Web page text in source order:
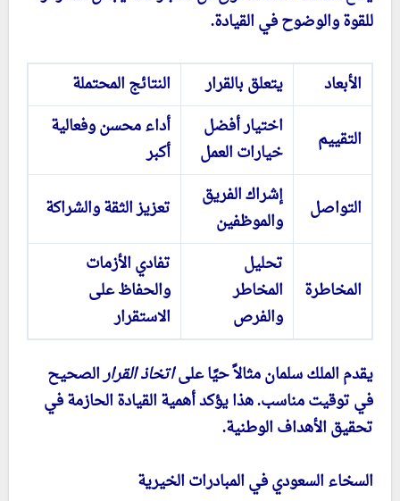
للقوة والوضوح في القيادة.
الأبعاد يتعلق بالقرار
النتائج المحتملة
التقييم
اختيار أفضل
خيارات العمل
أداء محسن وفعالية
أكبر
التواصل
إشراك الفريق
والموظفين
تعزيز الثقة والشراكة
المخاطرة
تحليل
المخاطر
والفرص
تفادي الأزمات
والحفاظ على
الاستقرار
يقدم الملك سلمان مثالاً حيًا علىاتخاذ القرارالصحيح
في توقيت مناسب. هذا يؤكد أهمية القيادة الحازمة في
تحقيق الأهداف الوطنية.
السخاء السعودي في المبادرات الخيرية